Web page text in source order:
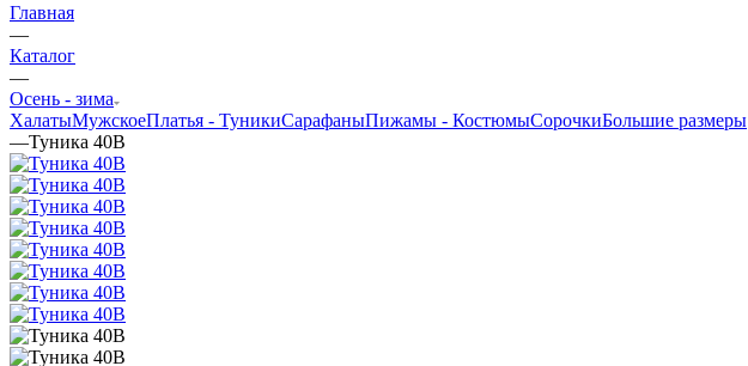
Главная
—
Каталог
—
Oсень - зима
ХалатыМужскоеПлатья - ТуникиСарафаныПижамы - КостюмыСорочкиБольшие размеры
—Туника 40В